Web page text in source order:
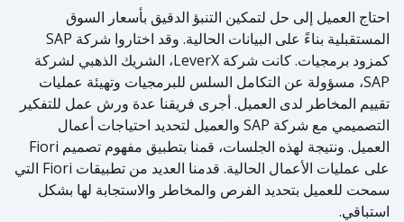
احتاج العميل إلى حل لتمكين التنبؤ الدقيق بأسعار السوق
المستقبلية بناءً على البيانات الحالية. وقد اختاروا شركة SAP
كمزود برمجيات. كانت شركة LeverX، الشريك الذهبي لشركة
SAP، مسؤولة عن التكامل السلس للبرمجيات وتهيئة عمليات
تقييم المخاطر لدى العميل. أجرى فريقنا عدة ورش عمل للتفكير
التصميمي مع شركة SAP والعميل لتحديد احتياجات أعمال
العميل. ونتيجة لهذه الجلسات، قمنا بتطبيق مفهوم تصميم Fiori
على عمليات الأعمال الحالية. قدمنا العديد من تطبيقات Fiori التي
سمحت للعميل بتحديد الفرص والمخاطر والاستجابة لها بشكل
استباقي.